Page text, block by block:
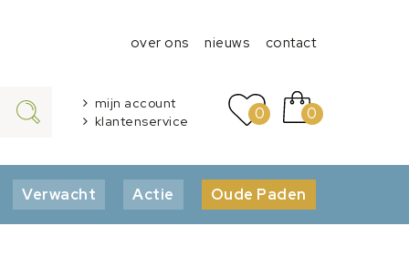
over ons nieuws contact
mijn account
klantenservice
0 0
Verwacht Actie Oude Paden